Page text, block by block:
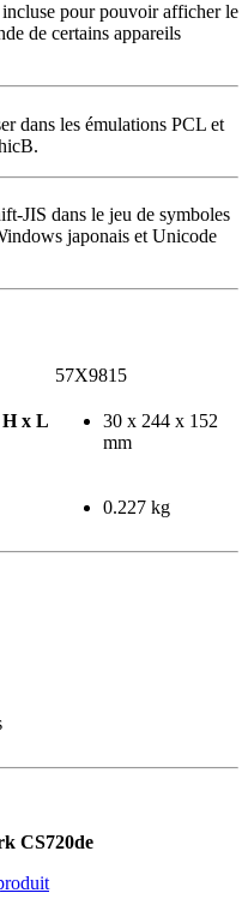
pour pouvoir afficher le
de certains appareils
dans les émulations PCL et
JIS dans le jeu de symboles
japonais et Unicode
57X9815
H x L
30 x 244 x 152
mm
0.227 kg
CS720de